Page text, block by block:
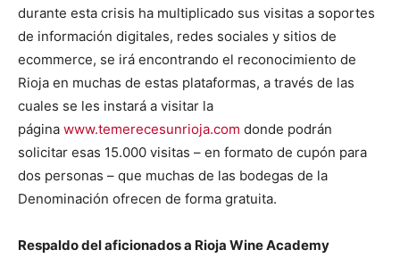
durante esta crisis ha multiplicado sus visitas a soportes
de información digitales, redes sociales y sitios de
ecommerce, se irá encontrando el reconocimiento de
Rioja en muchas de estas plataformas, a través de las
cuales se les instará a visitar la
página www.temerecesunrioja.com donde podrán
solicitar esas 15.000 visitas – en formato de cupón para
dos personas – que muchas de las bodegas de la
Denominación ofrecen de forma gratuita.
Respaldo del aficionados a Rioja Wine Academy